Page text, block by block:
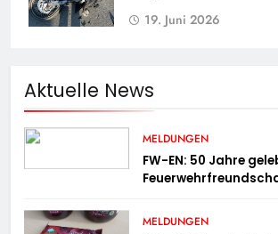
19. Juni 2026
Aktuelle News
MELDUNGEN
FW-EN: 50 Jahre
Österreich
MELDUNGEN